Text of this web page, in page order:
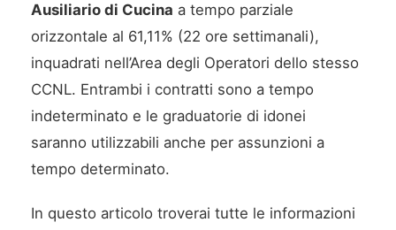
Ausiliario di Cucina a tempo parziale
orizzontale al 61,11% (22 ore settimanali),
inquadrati nell’Area degli Operatori dello stesso
CCNL. Entrambi i contratti sono a tempo
indeterminato e le graduatorie di idonei
saranno utilizzabili anche per assunzioni a
tempo determinato.
In questo articolo troverai tutte le informazioni